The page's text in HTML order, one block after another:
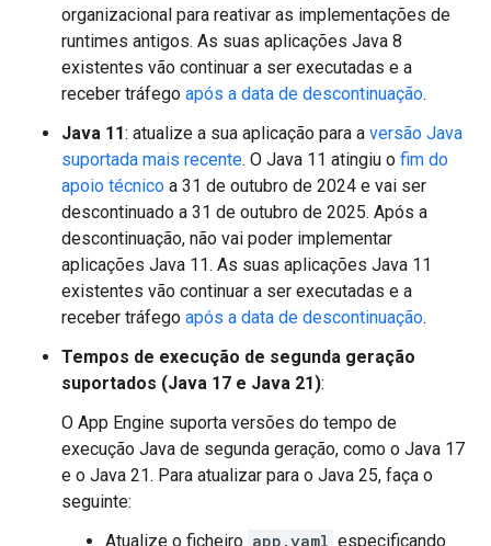
organizacional para reativar as implementações de
runtimes antigos. As suas aplicações Java 8
existentes vão continuar a ser executadas e a
receber tráfego após a data de descontinuação.
Java 11: atualize a sua aplicação para a versão Java
suportada mais recente. O Java 11 atingiu o fim do
apoio técnico a 31 de outubro de 2024 e vai ser
descontinuado a 31 de outubro de 2025. Após a
descontinuação, não vai poder implementar
aplicações Java 11. As suas aplicações Java 11
existentes vão continuar a ser executadas e a
receber tráfego após a data de descontinuação.
Tempos de execução de segunda geração
suportados (Java 17 e Java 21):
O App Engine suporta versões do tempo de
execução Java de segunda geração, como o Java 17
e o Java 21. Para atualizar para o Java 25, faça o
seguinte:
Atualize o ficheiro app.yaml especificando